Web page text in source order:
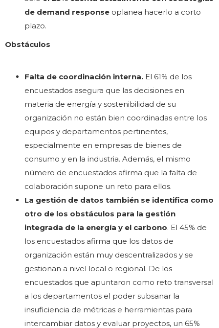
de demand response oplanea hacerlo a corto
plazo.
Obstáculos
Falta de coordinación interna. El 61% de los
encuestados asegura que las decisiones en
materia de energía y sostenibilidad de su
organización no están bien coordinadas entre los
equipos y departamentos pertinentes,
especialmente en empresas de bienes de
consumo y en la industria. Además, el mismo
número de encuestados afirma que la falta de
colaboración supone un reto para ellos.
La gestión de datos también se identifica como
otro de los obstáculos para la gestión
integrada de la energía y el carbono. El 45% de
los encuestados afirma que los datos de
organización están muy descentralizados y se
gestionan a nivel local o regional. De los
encuestados que apuntaron como reto transversal
a los departamentos el poder subsanar la
insuficiencia de métricas e herramientas para
intercambiar datos y evaluar proyectos, un 65%